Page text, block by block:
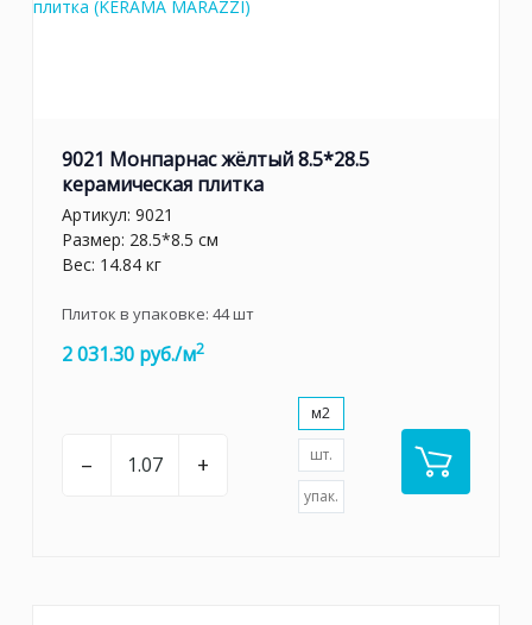
9021 Монпарнас жёлтый 8.5*28.5
керамическая плитка
Артикул: 9021
Размер: 28.5*8.5 см
Вес: 14.84 кг
Плиток в упаковке: 44шт
2 031.30 руб./м2
– +
м2
шт.
упак.